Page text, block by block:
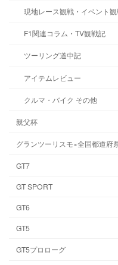
現地レース観戦・イベント
F1関連コラム・TV観戦記
ツーリング道中記
アイテムレビュー
クルマ・バイク その他
親父杯
グランツーリスモ×全国都道府
GT7
GT SPORT
GT6
GT5
GT5プロローグ